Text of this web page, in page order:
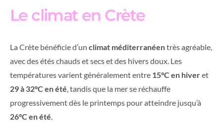
Le climat en Crète
La Crète bénéficie d’un climat méditerranéentrès agréable,
avec des étés chauds et secs et des hivers doux. Les
températures varient généralement entre 15°C en hiveret
29 à 32°C en été , tandis que la mer se réchauffe
progressivement dès le printemps pour atteindre jusqu’à
26°C en été